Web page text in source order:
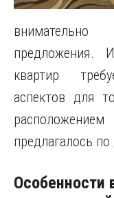
внимательно
предложения.
квартир
аспектов для
предлагалось
Особенности